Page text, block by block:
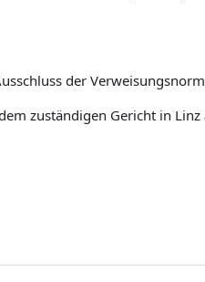
der
zuständigen Gericht in Linz